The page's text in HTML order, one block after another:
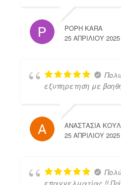
POPH KARA
25 ΑΠΡΙΛΊΟΥ 2025
εξυπηρετηση με
ΑΝΑΣΤΑΣΙΑ
25 ΑΠΡΙΛΊΟΥ 2025